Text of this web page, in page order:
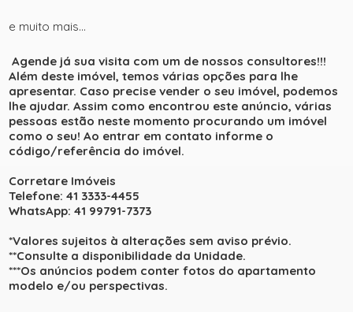
e muito mais…
Agende já sua visita com um de nossos consultores!!!
Além deste imóvel, temos várias opções para lhe
apresentar. Caso precise vender o seu imóvel, podemos
lhe ajudar. Assim como encontrou este anúncio, várias
pessoas estão neste momento procurando um imóvel
como o seu! Ao entrar em contato informe o
código/referência do imóvel.
Corretare Imóveis
Telefone: 41 3333-4455
WhatsApp: 41 99791-7373
*Valores sujeitos à alterações sem aviso prévio.
**Consulte a disponibilidade da Unidade.
***Os anúncios podem conter fotos do apartamento
modelo e/ou perspectivas.